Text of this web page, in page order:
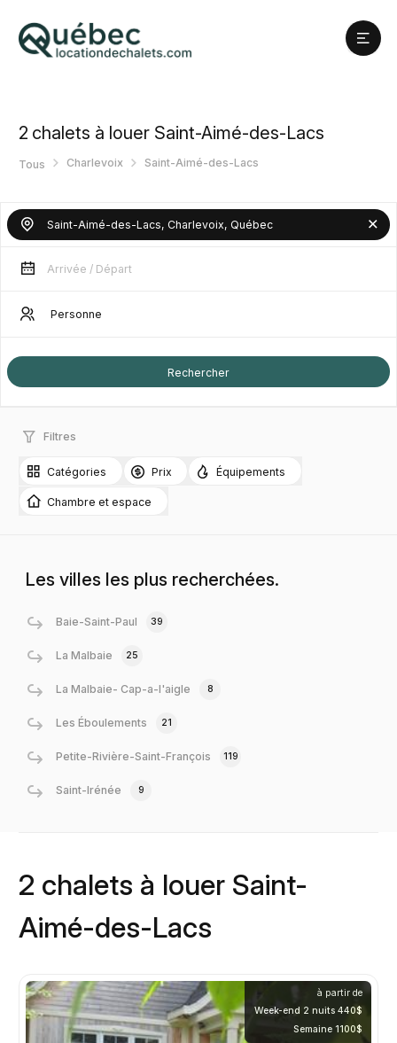
2 chalets à louer Saint-Aimé-des-Lacs
Tous Charlevoix Saint-Aimé-des-Lacs
Filtres
Catégories Prix Équipements
Chambre et espace
Les villes les plus recherchées.
Baie-Saint-Paul 39
La Malbaie 25
La Malbaie- Cap-a-l'aigle 8
Les Éboulements 21
Petite-Rivière-Saint-François 119
Saint-Irénée 9
2 chalets à louer Saint-
Aimé-des-Lacs
à partir de
Week-end 2 nuits 440$
Semaine 1100$